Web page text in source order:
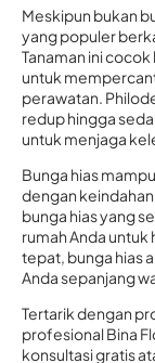
Meskipun bukan
yang populer
Tanaman ini
untuk
perawatan.
redup hingga
untuk menjaga
Bunga hias
dengan
bunga hias yang
rumah Anda
tepat, bunga hias
Anda sepanjang
Tertarik dengan
profesional Bina
konsultasi gratis